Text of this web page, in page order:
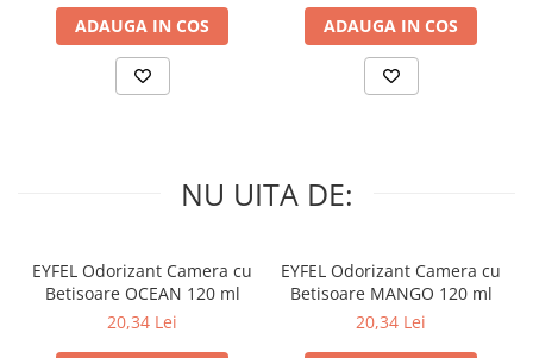
ADAUGA IN COS ADAUGA IN COS
NU UITA DE:
EYFEL Odorizant Camera cu
Betisoare OCEAN 120 ml
20,34 Lei
EYFEL Odorizant Camera cu
Betisoare MANGO 120 ml
20,34 Lei